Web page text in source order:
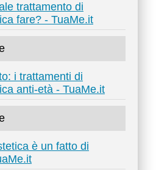
trattamento di
fare? - TuaMe.it
i trattamenti di
anti-età - TuaMe.it
è un fatto di